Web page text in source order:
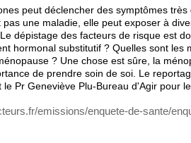
peut déclencher des symptômes très
pas une maladie, elle peut exposer à
dépistage des facteurs de risque est
hormonal substitutif ? Quelles sont les
? Une chose est sûre, la
de prendre soin de soi. Le
le Pr Geneviève Plu-Bureau d'Agir pour
emissions/enquete-de-sante/